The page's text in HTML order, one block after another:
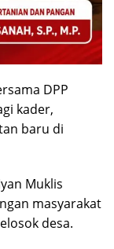
DPP
kader,
baru di
Muklis
masyarakat
desa.